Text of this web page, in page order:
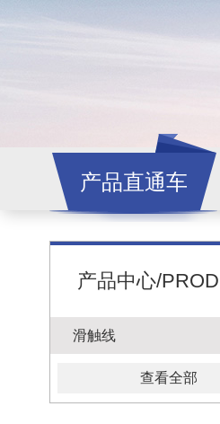
产品直通车
产品中心/
滑触线
查看全部